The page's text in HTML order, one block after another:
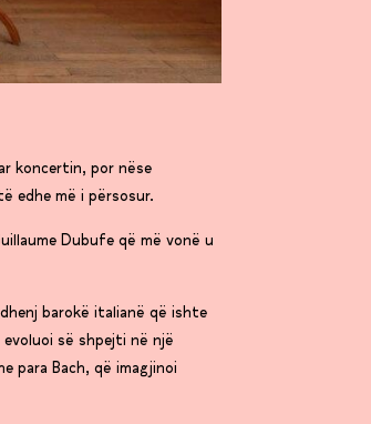
koncertin, por nëse
edhe më i përsosur.
Dubufe që më vonë u
barokë italianë që ishte
së shpejti në një
para Bach, që imagjinoi